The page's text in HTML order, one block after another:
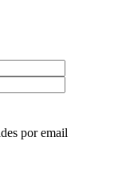
por email